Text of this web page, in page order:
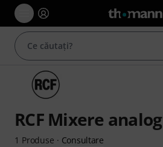
RCF Mixere analog
1 Produse · Consultare